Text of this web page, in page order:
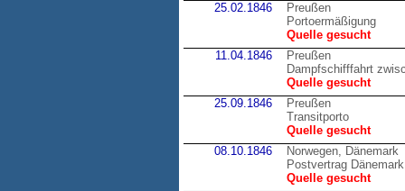
25.02.1846
Preußen
Portoermäßigung
Quelle gesucht
11.04.1846
Preußen
Dampfschifffahrt
Quelle gesucht
25.09.1846
Preußen
Transitporto
Quelle gesucht
08.10.1846
Norwegen, Dänemark
Postvertrag
Quelle gesucht